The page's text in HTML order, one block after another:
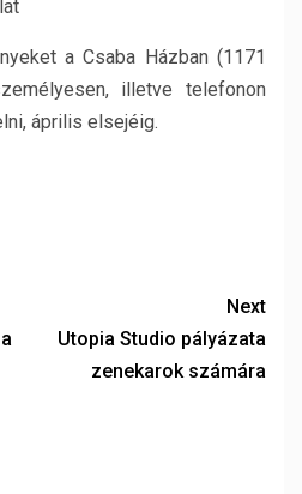
a Csaba Házban (1171
illetve telefonon
április elsejéig.
Next
Utopia Studio pályázata
zenekarok számára